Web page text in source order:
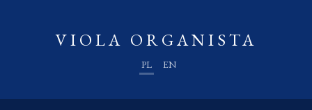
VIOLA ORGANISTA
PL EN